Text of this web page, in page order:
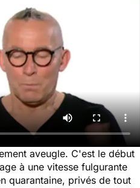
aveugle. C'est le début
à une vitesse fulgurante
quarantaine, privés de tout